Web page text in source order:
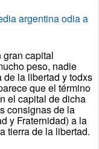
argentina odia a
gran capital
peso, nadie
la libertad y todxs
que el término
el capital de dicha
consignas de la
y Fraternidad) a la
tierra de la libertad.